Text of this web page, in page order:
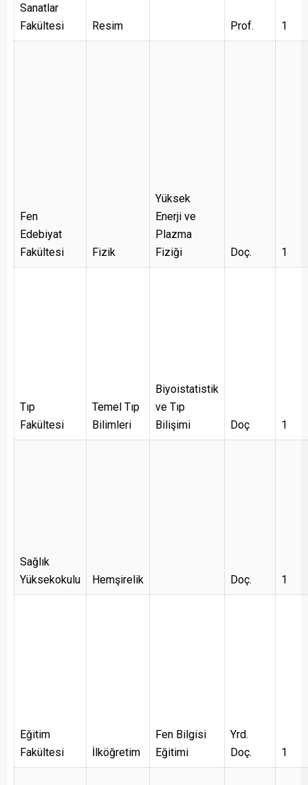
Sanatlar
Fakültesi
Resim Prof. 1
Fen
Edebiyat
Fakültesi
Fizik
Yüksek
Enerji ve
Plazma
Fiziği
Doç. 1
Tıp
Fakültesi
Temel Tıp
Bilimleri
Biyoistatistik
ve Tıp
Bilişimi
Doç 1
Sağlık
Yüksekokulu
Hemşirelik Doç. 1
Eğitim
Fakültesi
İlköğretim
Fen Bilgisi
Eğitimi
Yrd.
Doç.
1